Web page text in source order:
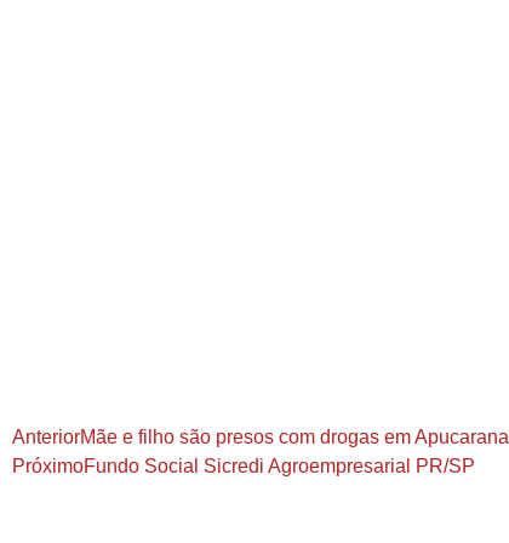
AnteriorMãe e filho são presos com drogas em Apucarana
PróximoFundo Social Sicredi Agroempresarial PR/SP